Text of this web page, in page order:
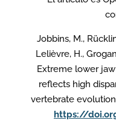
Jobbins, M.,
Lelièvre, H.,
Extreme lower
reflects high
vertebrate evolution.
https://